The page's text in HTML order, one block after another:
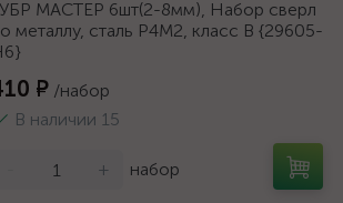
МАСТЕР 6шт(2-8мм), Набор сверл
металлу, сталь Р4М2, класс В {29605-
₽ /набор
В наличии 15
+ набор